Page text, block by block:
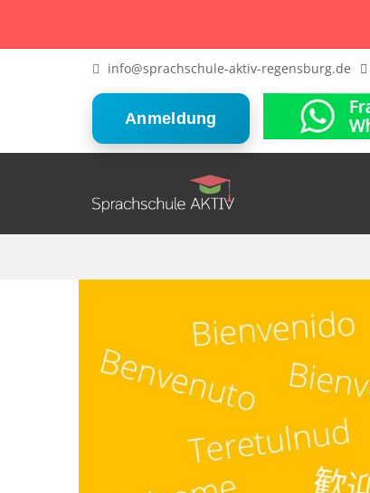
info@sprachschule-aktiv-regensburg.de
Anmeldung